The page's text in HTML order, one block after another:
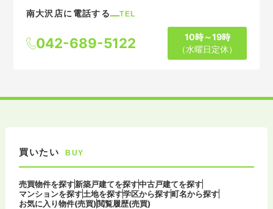
南大沢店に電話する TEL
042-689-5122
10時～19時
（水曜日定休）
買いたい BUY
売買物件を探す新築戸建てを探す中古戸建てを探す
マンションを探す土地を探す学区から探す町名から探す
お気に入り物件(売買)閲覧履歴(売買)